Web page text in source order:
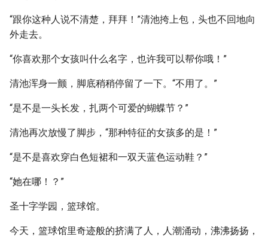
“跟你这种人说不清楚，拜拜！”清池挎上包，头也不回地向
外走去。
“你喜欢那个女孩叫什么名字，也许我可以帮你哦！”
清池浑身一颤，脚底稍稍停留了一下。“不用了。”
“是不是一头长发，扎两个可爱的蝴蝶节？”
清池再次放慢了脚步，“那种特征的女孩多的是！”
“是不是喜欢穿白色短裙和一双天蓝色运动鞋？”
“她在哪！？”
圣十字学园，篮球馆。
今天，篮球馆里奇迹般的挤满了人，人潮涌动，沸沸扬扬，